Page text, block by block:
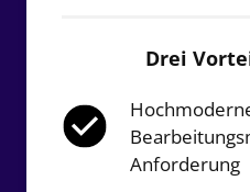
Drei
Anforderung